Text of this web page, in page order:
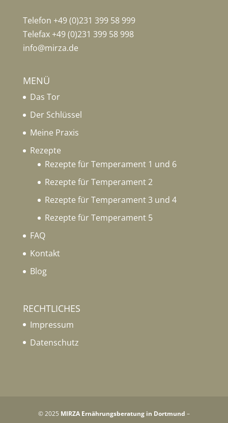
Telefon +49 (0)231 399 58 999
Telefax +49 (0)231 399 58 998
info@mirza.de
MENÜ
Das Tor
Der Schlüssel
Meine Praxis
Rezepte
Rezepte für Temperament 1 und 6
Rezepte für Temperament 2
Rezepte für Temperament 3 und 4
Rezepte für Temperament 5
FAQ
Kontakt
Blog
RECHTLICHES
Impressum
Datenschutz
© 2025 MIRZA Ernährungsberatung in Dortmund –